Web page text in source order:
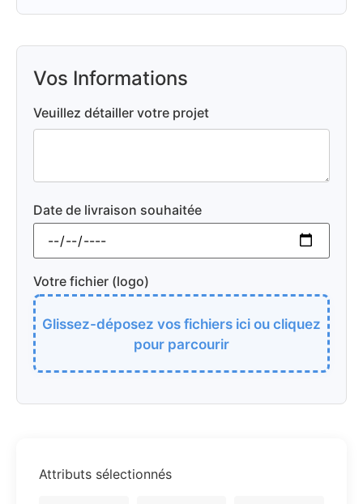
Vos Informations
Veuillez détailler votre projet
Date de livraison souhaitée
Votre fichier (logo)
Glissez-déposez vos fichiers ici ou cliquez
pour parcourir
Attributs sélectionnés